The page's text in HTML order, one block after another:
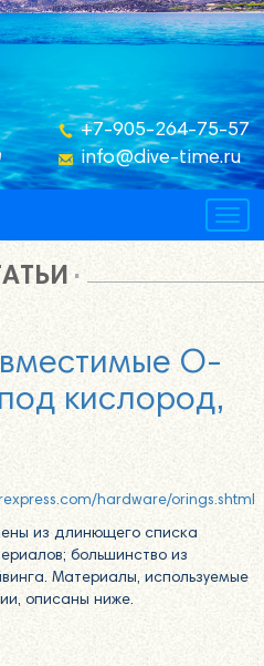
+7-905-264-75-57
info@dive-time.ru
О-
кислород,
hardware/orings.shtml
из длинющего списка
большинство из
Материалы, используемые
описаны ниже.